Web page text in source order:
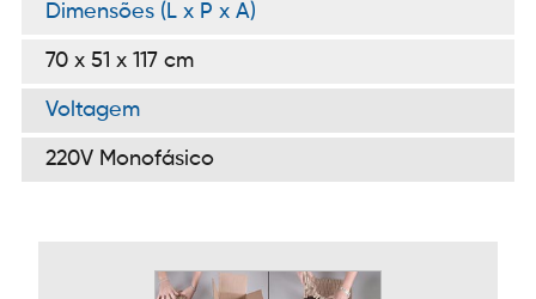
Dimensões (L x P x A)
70 x 51 x 117 cm
Voltagem
220V Monofásico